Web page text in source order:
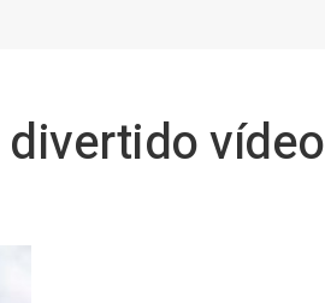
vídeo